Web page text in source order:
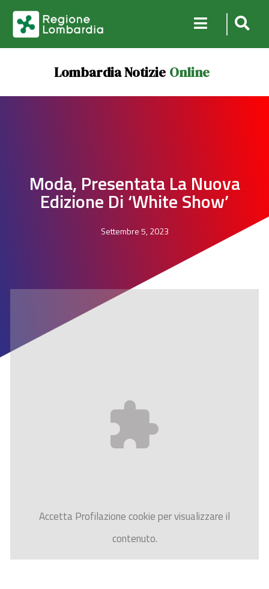
Lombardia Notizie Online
Moda, Presentata La Nuova
Edizione Di ‘White Show’
Settembre 5, 2023
AccettaProfilazionecookie per visualizzare il
contenuto.